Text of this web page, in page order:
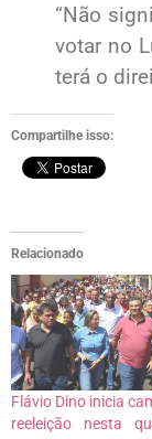
“Não
votar no
terá o
Compartilhe isso:
Relacionado
Flávio Dino inicia
reeleição nesta